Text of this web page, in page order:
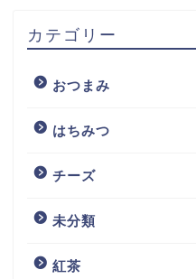
カテゴリー
おつまみ
はちみつ
チーズ
未分類
紅茶